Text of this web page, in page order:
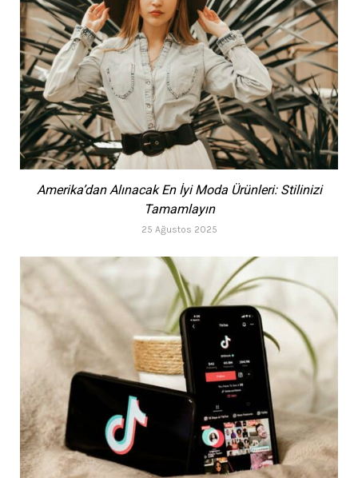
Amerika’dan Alınacak En İyi Moda Ürünleri: Stilinizi
Tamamlayın
25 Ağustos 2025